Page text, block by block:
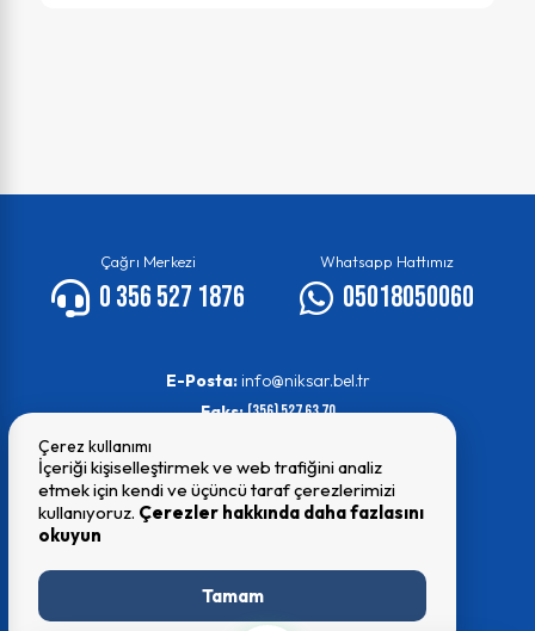
Çağrı Merkezi
0 356 527 1876
Whatsapp Hattımız
05018050060
E-Posta: info@niksar.bel.tr
Faks:(356) 527 63 70
Niksar Belediyesi
Çerez kullanımı
İçeriği kişiselleştirmek ve web trafiğini analiz
etmek için kendi ve üçüncü taraf çerezlerimizi
kullanıyoruz. Çerezler hakkında daha fazlasını
okuyun
Tamam